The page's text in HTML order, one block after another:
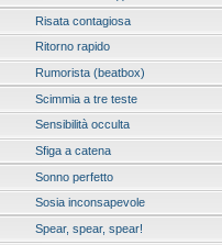
Risata contagiosa
Ritorno rapido
Rumorista (beatbox)
Scimmia a tre teste
Sensibilità occulta
Sfiga a catena
Sonno perfetto
Sosia inconsapevole
Spear, spear, spear!